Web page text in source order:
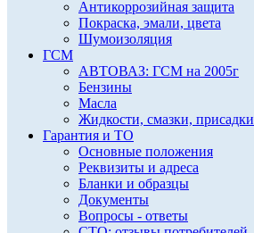
Антикоррозийная защита
Покраска, эмали, цвета
Шумоизоляция
ГСМ
АВТОВАЗ: ГСМ на 2005г
Бензины
Масла
Жидкости, смазки, присадки
Гарантия и ТО
Основные положения
Реквизиты и адреса
Бланки и образцы
Документы
Вопросы - ответы